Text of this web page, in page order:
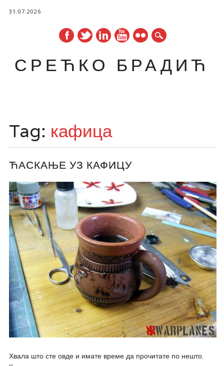
31.07.2026
СРЕЋКО БРАДИЋ
content
Tag: кафица
ЋАСКАЊЕ УЗ КАФИЦУ
Хвала што сте овде и имате време да прочитате по нешто.